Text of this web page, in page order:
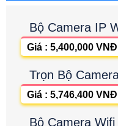
Bộ Camera IP
Giá : 5,400,000 VNĐ
Trọn Bộ
Giá : 5,746,400 VNĐ
Bộ Camera